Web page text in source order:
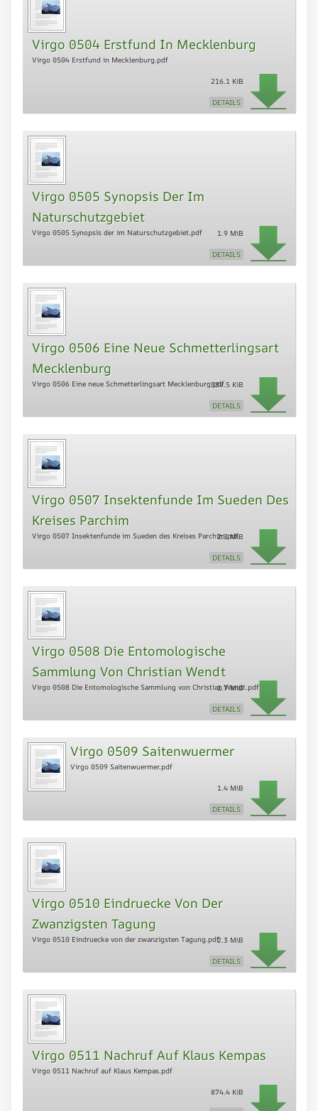
Virgo 0504 Erstfund In Mecklenburg
Virgo 0504 Erstfund in Mecklenburg.pdf
216.1 KiB
DETAILS
Virgo 0505 Synopsis Der Im
Naturschutzgebiet
Virgo 0505 Synopsis der im Naturschutzgebiet.pdf 1.9 MiB
DETAILS
Virgo 0506 Eine Neue Schmetterlingsart
Mecklenburg
Virgo 0506 Eine neue Schmetterlingsart Mecklenburg.pdf539.5 KiB
DETAILS
Virgo 0507 Insektenfunde Im Sueden Des
Kreises Parchim
Virgo 0507 Insektenfunde im Sueden des Kreises Parchim.pdf
2.3 MiB
DETAILS
Virgo 0508 Die Entomologische
Sammlung Von Christian Wendt
Virgo 0508 Die Entomologische Sammlung von Christian Wendt.pdf
1.7 MiB
DETAILS
Virgo 0509 Saitenwuermer
Virgo 0509 Saitenwuermer.pdf
1.4 MiB
DETAILS
Virgo 0510 Eindruecke Von Der
Zwanzigsten Tagung
Virgo 0510 Eindruecke von der zwanzigsten Tagung.pdf2.3 MiB
DETAILS
Virgo 0511 Nachruf Auf Klaus Kempas
Virgo 0511 Nachruf auf Klaus Kempas.pdf
874.4 KiB